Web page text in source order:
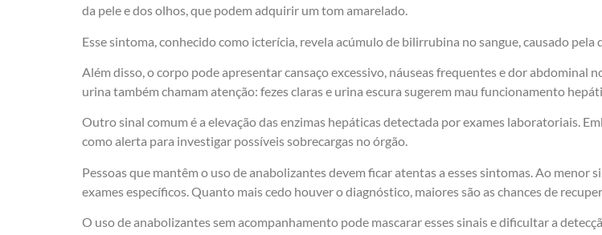
da pele e dos olhos, que podem adquirir um tom amarelado.
Esse sintoma, conhecido como icterícia, revela acúmulo de bilirrubina no sangue, causado
Além disso, o corpo pode apresentar cansaço excessivo, náuseas frequentes e dor abdominal
urina também chamam atenção: fezes claras e urina escura sugerem mau funcionamento
Outro sinal comum é a elevação das enzimas hepáticas detectada por exames laboratoriais.
como alerta para investigar possíveis sobrecargas no órgão.
Pessoas que mantêm o uso de anabolizantes devem ficar atentas a esses sintomas. Ao
exames específicos. Quanto mais cedo houver o diagnóstico, maiores são as chances de
O uso de anabolizantes sem acompanhamento pode mascarar esses sinais e dificultar a